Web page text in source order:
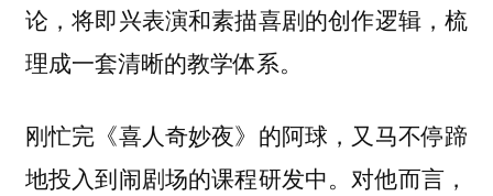
论，将即兴表演和素描喜剧的创作逻辑，梳
理成一套清晰的教学体系。
刚忙完《喜人奇妙夜》的阿球，又马不停蹄
地投入到闹剧场的课程研发中。对他而言，